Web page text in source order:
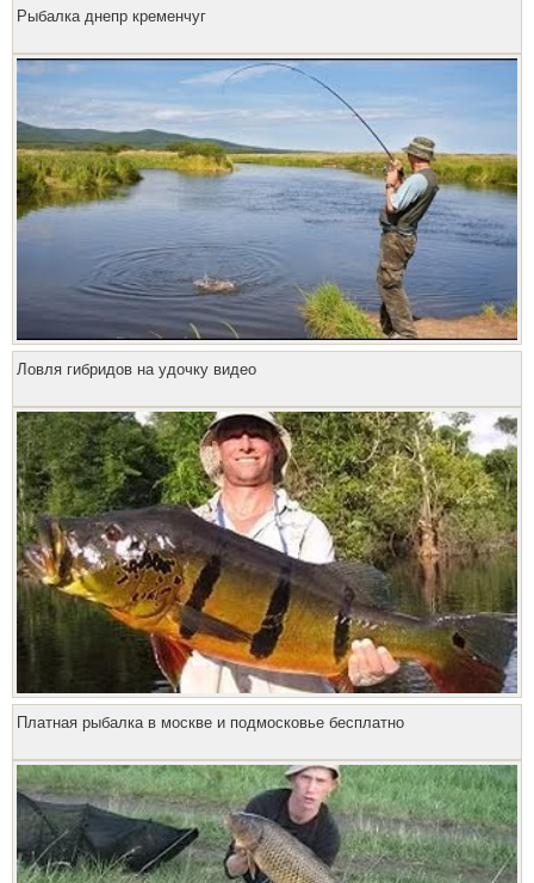
Рыбалка днепр кременчуг
Ловля гибридов на удочку видео
Платная рыбалка в москве и подмосковье бесплатно